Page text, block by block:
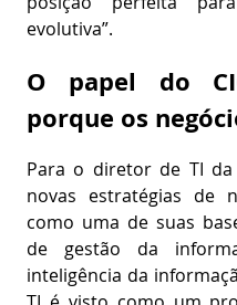
evolutiva”.
O papel do
porque os
Para o diretor de TI da
novas estratégias de
como uma de suas
de gestão da
inteligência da